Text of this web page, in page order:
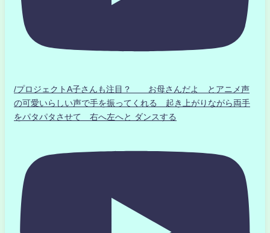
/プロジェクトA子さんも注目？ お母さんだよ とアニメ声
の可愛いらしい声で手を振ってくれる 起き上がりながら両手
をパタパタさせて 右へ左へと ダンスする